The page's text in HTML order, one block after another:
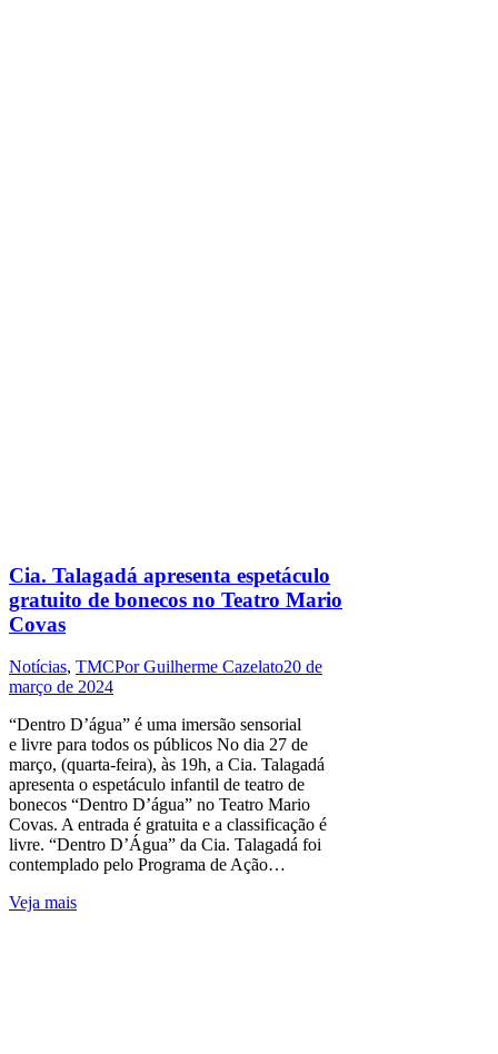
Cia. Talagadá apresenta espetáculo
gratuito de bonecos no Teatro Mario
Covas
Notícias, TMCPorGuilherme Cazelato20 de
março de 2024
“Dentro D’água” é uma imersão sensorial
e livre para todos os públicos No dia 27 de
março, (quarta-feira), às 19h, a Cia. Talagadá
apresenta o espetáculo infantil de teatro de
bonecos “Dentro D’água” no Teatro Mario
Covas. A entrada é gratuita e a classificação é
livre. “Dentro D’Água” da Cia. Talagadá foi
contemplado pelo Programa de Ação…
Veja mais